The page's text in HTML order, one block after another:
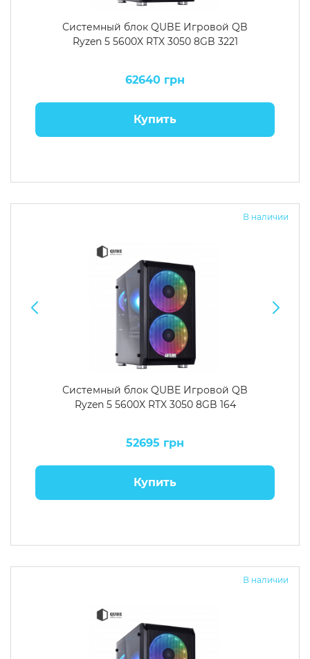
Системный блок QUBE Игровой QB
Ryzen 5 5600X RTX 3050 8GB 3221
62640 грн
Купить
В наличии
Системный блок QUBE Игровой QB
Ryzen 5 5600X RTX 3050 8GB 164
52695 грн
Купить
В наличии